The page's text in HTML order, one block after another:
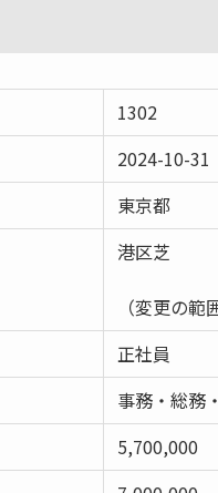
1302
2024-10-31
東京都
港区芝
（変更の
正社員
事務・総務
5,700,000